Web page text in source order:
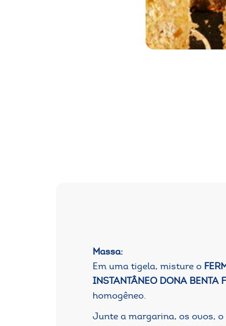
Massa:
Em uma tigela, misture o
INSTANTÂNEO DONA BENTA
homogêneo.
Junte a margarina, os ovos,